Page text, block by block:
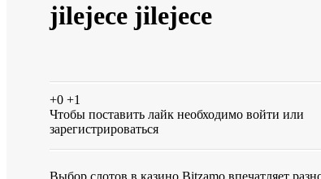
jilejece jilejece
+0 +1
Чтобы поставить лайк необходимо войти или
зарегистрироваться
Выбор слотов в казино Bitzamo впечатляет